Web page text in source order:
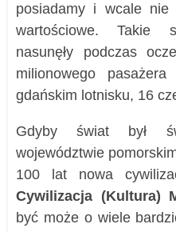
posiadamy i wcale
wartościowe. Takie
nasunęły podczas
milionowego
gdańskim lotnisku, 16
Gdyby świat był
województwie
100 lat nowa
Cywilizacja (Kultura)
być może o wiele